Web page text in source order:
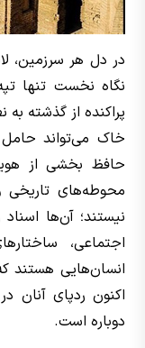
در دل هر سرزمین،
نگاه نخست تنها
پراکنده از گذشته
خاک می‌تواند
حافظ بخشی از
محوطه‌های تاریخی
نیستند؛ آن‌ها
اجتماعی،
انسان‌هایی هستند
اکنون ردپای
دوباره است.